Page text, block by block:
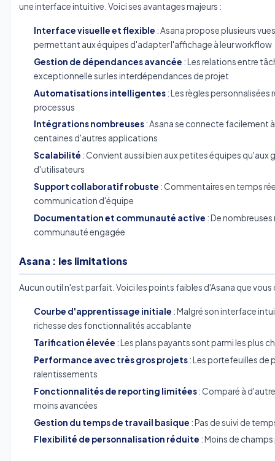
une interface intuitive. Voici ses avantages majeurs :
Interface visuelle et flexible : Asana propose plusieurs
permettant aux équipes d'adapter l'affichage à leur workflow
Gestion de dépendances avancée : Les relations entre
exceptionnelle sur les interdépendances de projet
Automatisations intelligentes: Les règles
processus
Intégrations nombreuses: Asana se connecte facilement
centaines d'autres applications
Scalabilité : Convient aussi bien aux petites équipes
d'utilisateurs
Support collaboratif robuste : Commentaires en temps
communication d'équipe
Documentation et communauté active : De
communauté engagée
Asana : les limitations
Aucun outil n'est parfait. Voici les points faibles d'Asana que vous
Courbe d'apprentissage initiale : Malgré son interface
richesse des fonctionnalités accablante
Tarification élevée : Les plans payants sont parmi les plus
Performance avec très gros projets: Les portefeuilles de
ralentissements
Fonctionnalités de reporting limitées: Comparé à
moins avancées
Gestion du temps de travail basique : Pas de suivi de
Flexibilité de personnalisation réduite : Moins de